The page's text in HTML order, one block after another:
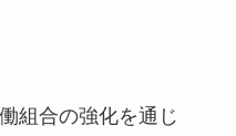
組合の強化を通じ